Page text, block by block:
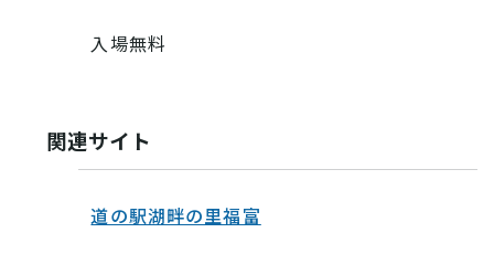
入場無料
関連サイト
道の駅湖畔の里福富